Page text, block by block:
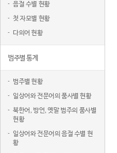
음절 수별 현황
첫 자모별 현황
다의어 현황
범주별 통계
범주별 현황
일상어와 전문어의 품사별 현황
북한어, 방언, 옛말 범주의 품사별
현황
일상어와 전문어의 음절 수별 현
황